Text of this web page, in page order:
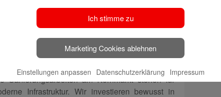
betonte bei der Präsentation: „Das Rathaus am
Wege und effiziente Abläufe. Unser Ziel ist
den besten Service anzubieten – und das unter
vertreten durch Vorstand Holger Wessling,
Sanierungsarbeiten am Kornmarkt stehen für
Infrastruktur. Wir investieren bewusst in
Ich stimme zu
Marketing Cookies ablehnen
Einstellungen anpassen Datenschutzerklärung Impressum